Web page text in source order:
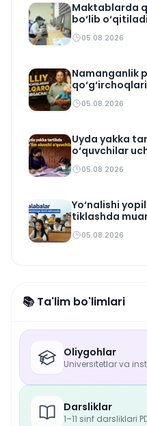
Maktablarda
bo‘lib
05.08.2026
Namanganlik
05.08.2026
Uyda yakka
o‘quvchilar
rejasi
05.08.2026
Yo‘nalishi
tiklashda
05.08.2026
📚 Ta'lim bo'limlari
Oliygohlar
Universitetlar va
Darsliklar
1–11 sinf darsliklari